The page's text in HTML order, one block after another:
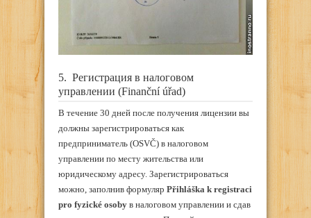
5. Регистрация в налоговом
управлении (Finanční úřad)
В течение 30 дней после получения лицензии вы
должны зарегистрироваться как
предприниматель (OSVČ) в налоговом
управлении по месту жительства или
юридическому адресу. Зарегистрироваться
можно, заполнив формуляр Přihláška k registraci
pro fyzické osoby в налоговом управлении и сдав